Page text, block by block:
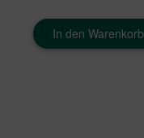
In den Warenkorb